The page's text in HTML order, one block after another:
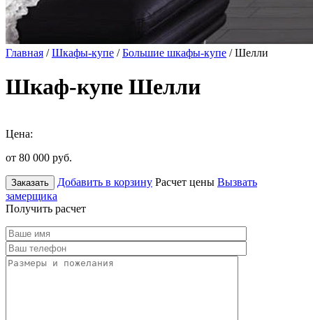
Главная /Шкафы-купе /Большие шкафы-купе / Шелли
Шкаф-купе Шелли
Цена:
от 80 000 руб.
Заказать Добавить в корзину Расчет цены Вызвать
замерщика
Получить расчет